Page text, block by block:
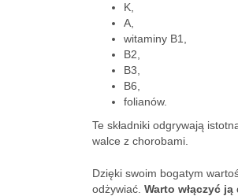
K,
A,
witaminy B1,
B2,
B3,
B6,
folianów.
Te składniki odgrywają
walce z chorobami.
Dzięki swoim bogatym
odżywiać. Warto włączyć